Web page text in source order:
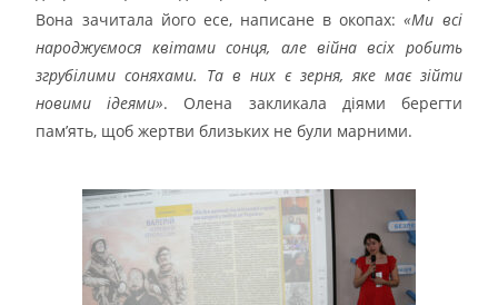
Вона зачитала його есе, написане в окопах:«Ми всі
народжуємося квітами сонця, але війна всіх робить
згрубілими соняхами. Та в них є зерня, яке має зійти
новими ідеями». Олена закликала діями берегти
пам’ять, щоб жертви близьких не були марними.